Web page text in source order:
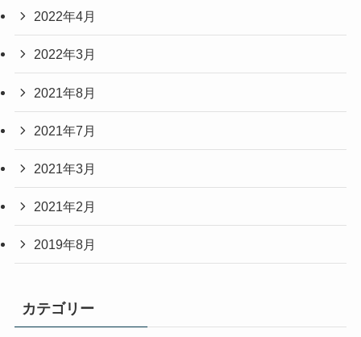
2022年4月
2022年3月
2021年8月
2021年7月
2021年3月
2021年2月
2019年8月
カテゴリー